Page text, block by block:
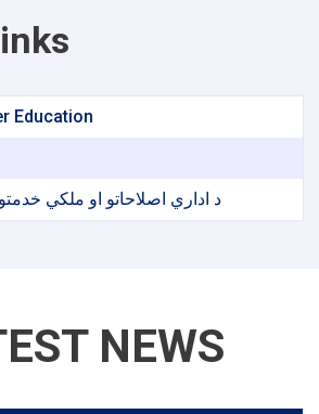
Education
د اداري اصلاحاتو او ملکي
NEWS